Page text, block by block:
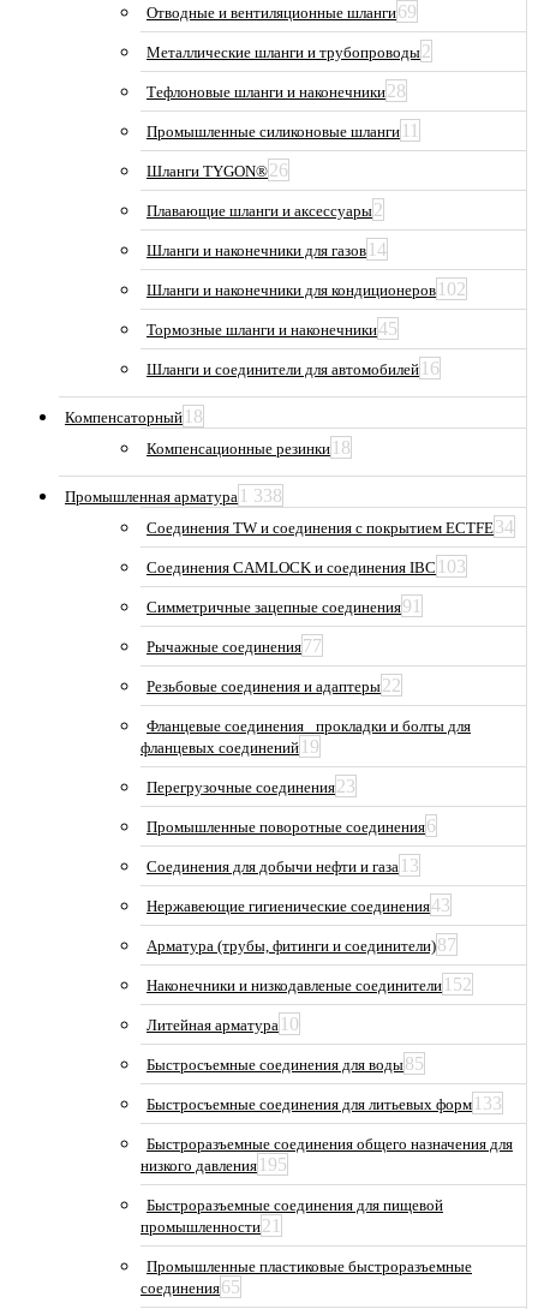
Отводные и вентиляционные шланги69
Металлические шланги и трубопроводы2
Тефлоновые шланги и наконечники28
Промышленные силиконовые шланги 11
Шланги TYGON®26
Плавающие шланги и аксессуары2
Шланги и наконечники для газов 14
Шланги и наконечники для кондиционеров 102
Тормозные шланги и наконечники45
Шланги и соединители для автомобилей 16
Компенсаторный 18
Компенсационные резинки 18
Промышленная арматура 1 338
Соединения TW и соединения с покрытием ECTFE34
Соединения CAMLOCK и соединения IBC 103
Симметричные зацепные соединения91
Рычажные соединения77
Резьбовые соединения и адаптеры22
Фланцевые соединения_ прокладки и болты для
фланцевых соединений 19
Перегрузочные соединения23
Промышленные поворотные соединения6
Соединения для добычи нефти и газа 13
Нержавеющие гигиенические соединения43
Арматура (трубы, фитинги и соединители)87
Наконечники и низкодавленые соединители 152
Литейная арматура 10
Быстросъемные соединения для воды85
Быстросъемные соединения для литьевых форм 133
Быстроразъемные соединения общего назначения для
низкого давления 195
Быстроразъемные соединения для пищевой
промышленности21
Промышленные пластиковые быстроразъемные
соединения65